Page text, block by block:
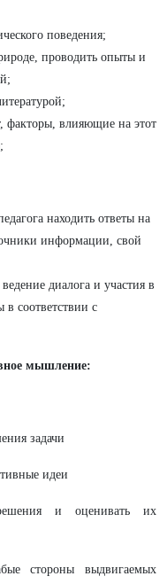
поведения;
проводить опыты и
факторы, влияющие на этот
находить ответы на
информации, свой
диалога и участия в
в соответствии с
мышление:
задачи
идеи
и оценивать их
стороны выдвигаемых